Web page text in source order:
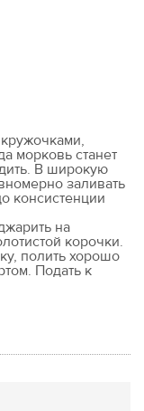
морковь станет
В широкую
заливать
консистенции
на
корочки.
полить хорошо
Подать к